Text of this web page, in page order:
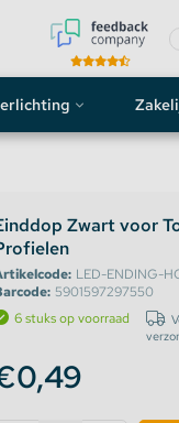
sign
strip
Zwart voor
LED-ENDING-
5901597297550
6 stuks op voorraad